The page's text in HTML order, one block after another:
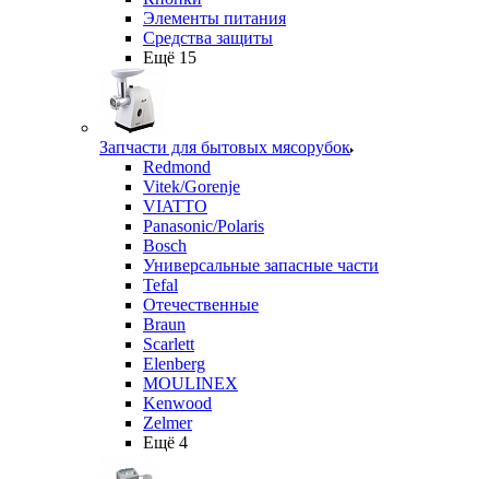
Элементы питания
Средства защиты
Ещё 15
Запчасти для бытовых мясорубок
Redmond
Vitek/Gorenje
VIATTO
Panasonic/Polaris
Bosch
Универсальные запасные части
Tefal
Отечественные
Braun
Scarlett
Elenberg
MOULINEX
Kenwood
Zelmer
Ещё 4